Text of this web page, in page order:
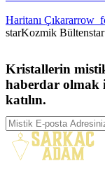
Haritanı Çıkar
starKozmik Bültenstar
Kristallerin
haberdar olmak
katılın.